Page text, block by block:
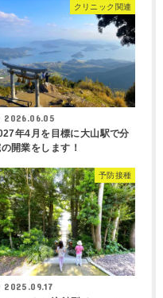
クリニック関連
2026.06.05
年4月を目標に大山駅で分
開業をします！
予防接種
2025.09.17